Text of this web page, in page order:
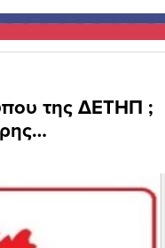
της ΔΕΤΗΠ ;